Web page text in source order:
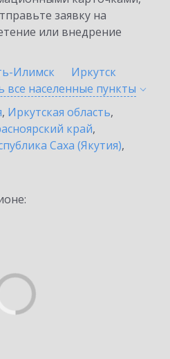
заявку на
или внедрение
Илимск
Иркутск
все населенные пункты
, Иркутская область,
край,
Саха (Якутия),